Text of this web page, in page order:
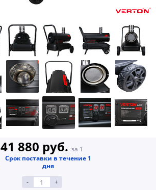
41 880 руб. за 1
Срок поставки в течение 1
дня
-
+